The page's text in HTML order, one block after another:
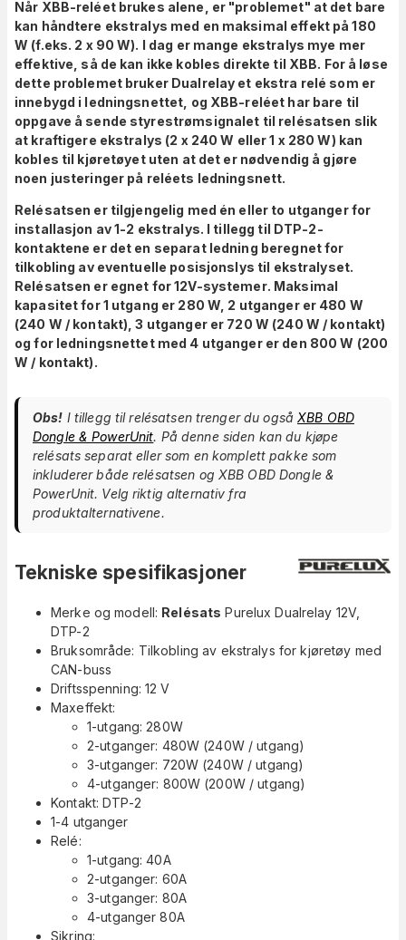
Når XBB-reléet brukes alene, er "problemet" at det bare
kan håndtere ekstralys med en maksimal effekt på 180
W (f.eks. 2 x 90 W). I dag er mange ekstralys mye mer
effektive, så de kan ikke kobles direkte til XBB. For å løse
dette problemet bruker Dualrelay et ekstra relé som er
innebygd i ledningsnettet, og XBB-reléet har bare til
oppgave å sende styrestrømsignalet til relésatsen slik
at kraftigere ekstralys (2 x 240 W eller 1 x 280 W) kan
kobles til kjøretøyet uten at det er nødvendig å gjøre
noen justeringer på reléets ledningsnett.
Relésatsen er tilgjengelig med én eller to utganger for
installasjon av 1-2 ekstralys. I tillegg til DTP-2-
kontaktene er det en separat ledning beregnet for
tilkobling av eventuelle posisjonslys til ekstralyset.
Relésatsen er egnet for 12V-systemer. Maksimal
kapasitet for 1 utgang er 280 W, 2 utganger er 480 W
(240 W / kontakt), 3 utganger er 720 W (240 W / kontakt)
og for ledningsnettet med 4 utganger er den 800 W (200
W / kontakt).
Obs! I tillegg til relésatsen trenger du ogsåXBB OBD
Dongle & PowerUnit. På denne siden kan du kjøpe
relésats separat eller som en komplett pakke som
inkluderer både relésatsen og XBB OBD Dongle &
PowerUnit. Velg riktig alternativ fra
produktalternativene.
Tekniske spesifikasjoner
Merke og modell: Relésats Purelux Dualrelay 12V,
DTP-2
Bruksområde: Tilkobling av ekstralys for kjøretøy med
CAN-buss
Driftsspenning: 12 V
Maxeffekt:
1-utgang: 280W
2-utganger: 480W (240W / utgang)
3-utganger: 720W (240W / utgang)
4-utganger: 800W (200W / utgang)
Kontakt: DTP-2
1-4 utganger
Relé:
1-utgang: 40A
2-utganger: 60A
3-utganger: 80A
4-utganger 80A
Sikring: